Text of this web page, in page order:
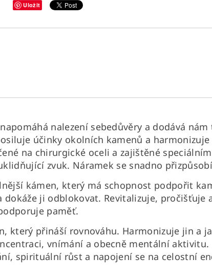
Uložit
nalezení sebedůvěry a dodává
účinky okolních kamenů a
na chirurgické oceli a zajištěné
zvuk. Náramek se snadno
kámen, který má schopnost podpořit
ji odblokovat. Revitalizuje, pročišťuje
paměť.
který přináší rovnováhu. Harmonizuje jin a
vnímání a obecně mentální
spirituální růst a napojení se na celostní